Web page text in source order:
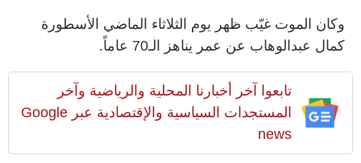
وكان الموت غيّب ظهر يوم الثلاثاء الماضي الأسطورة
كمال عبدالوهاب عن عمر يناهز الـ70 عاماً.
تابعوا آخر أخبارنا المحلية والرياضية وآخر
المستجدات السياسية والإقتصادية عبر Google
news